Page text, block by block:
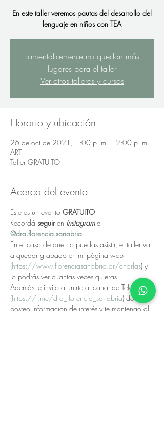
En este taller veremos pautas del desarrollo del
lenguaje en niños con TEA
Lamentablemente no quedan más
lugares para el taller
Ver otros talleres y cursos
Horario y ubicación
26 de oct de 2021, 1:00 p. m. – 2:00 p. m.
ART
Taller GRATUITO
Acerca del evento
Este es un evento GRATUITO
Recordá seguir en Instagram a
@dra.florencia.sanabria.
En el caso de que no puedas asistir, el taller va
a quedar grabado en mi página web
(https://www.florenciasanabria.ar/charlas) y
lo podrás ver cuantas veces quieras.
Además te invito a unirte al canal de Telegram
(https://t.me/dra_florencia_sanabria) donde
posteo información de interés y te mantengo al